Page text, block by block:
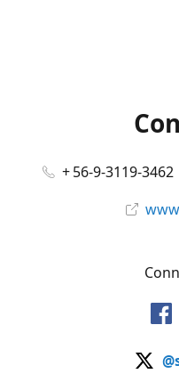
+ 56-9-3119-3462